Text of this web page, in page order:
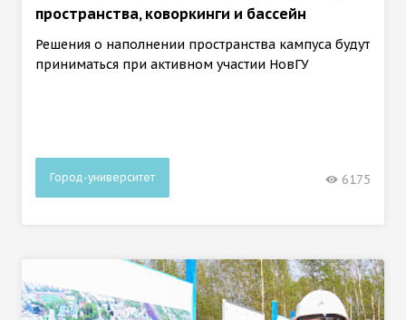
пространства, коворкинги и бассейн
Решения о наполнении пространства кампуса будут
приниматься при активном участии НовГУ
Город-университет 6175